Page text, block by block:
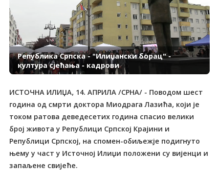
Република Српска - "Илиџански борац" -
култура сјећања - кадрови
ИСТОЧНА ИЛИЏА, 14. АПРИЛА /СРНА/ - Поводом шест
година од смрти доктора Миодрага Лазића, који је
током ратова деведесетих година спасио велики
број живота у Републици Српској Крајини и
Републици Српској, на спомен-обиљежје подигнуто
њему у част у Источној Илиџи положени су вијенци и
запаљене свијеће.